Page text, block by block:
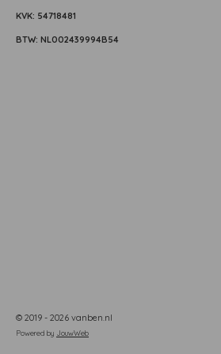
KVK: 54718481
BTW: NL002439994B54
© 2019 - 2026 vanben.nl
Powered by JouwWeb